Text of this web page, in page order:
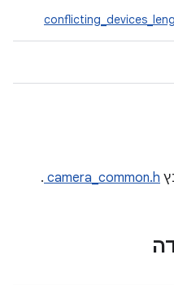
camera_common.h
.